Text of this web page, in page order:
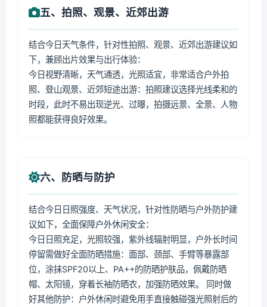
五、拍照、观景、近郊出游
结合今日天气条件，针对性拍照、观景、近郊出游建议如
下，兼顾出片效果与出行体验：
今日视野清晰，天气通透，光照适宜，非常适合户外拍
照、登山观景、近郊短途出游：拍照建议选择光线柔和的
时段，此时不易出现逆光、过曝，拍摄远景、全景、人物
照都能获得良好效果。
六、防晒与防护
结合今日日照强度、天气状况，针对性防晒与户外防护建
议如下，全面保障户外休闲安全：
今日日照充足，光照较强，紫外线辐射明显，户外长时间
停留需做好全面防晒措施：面部、颈部、手臂等暴露部
位，涂抹SPF20以上、PA++的防晒护肤品，佩戴防晒
帽、太阳镜，穿着长袖防晒衣，加强防晒效果。 同时做
好其他防护：户外休闲时避免用手直接触碰强光照射后的